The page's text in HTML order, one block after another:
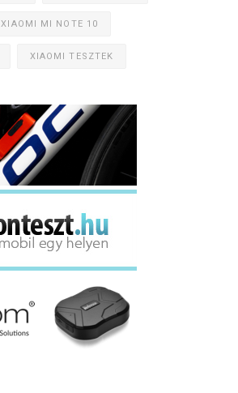
XIAOMI MI NOTE 10
XIAOMI TESZTEK